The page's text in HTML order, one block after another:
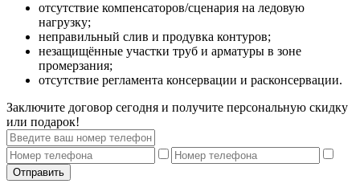
отсутствие компенсаторов/сценария на ледовую
нагрузку;
неправильный слив и продувка контуров;
незащищённые участки труб и арматуры в зоне
промерзания;
отсутствие регламента консервации и расконсервации.
Заключите договор сегодня и получите персональную скидку
или подарок!
Отправить